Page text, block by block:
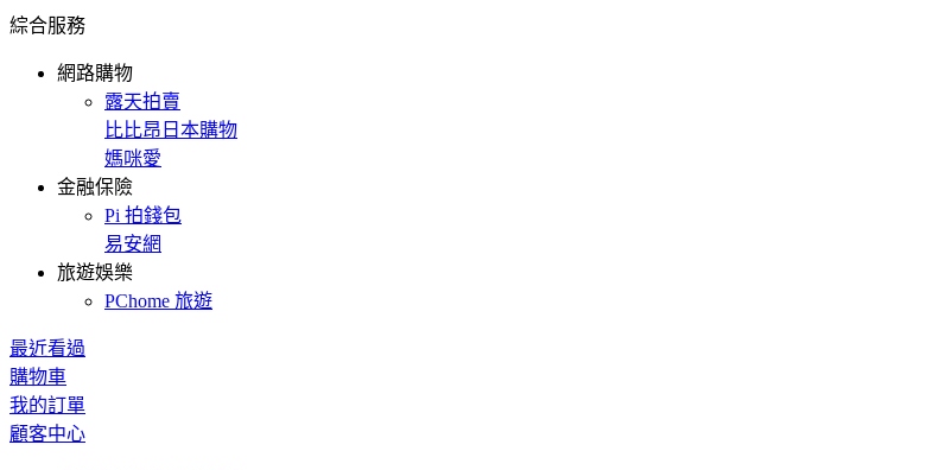
綜合服務
網路購物
露天拍賣
比比昂日本購物
媽咪愛
金融保險
Pi 拍錢包
易安網
旅遊娛樂
PChome 旅遊
最近看過
購物車
我的訂單
顧客中心